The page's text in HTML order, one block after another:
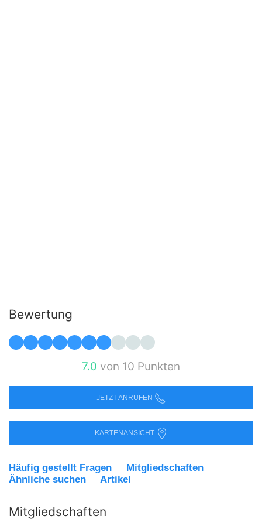
Bewertung
7.0 von 10 Punkten
JETZT ANRUFEN
KARTENANSICHT
Häufig gestellt Fragen
Mitgliedschaften
Ähnliche suchen
Artikel
Mitgliedschaften